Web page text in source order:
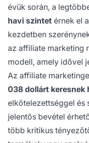
évük során, a
havi szintet érnek el
kezdetben
az affiliate marketing
modell, amely idővel
Az affiliate
038 dollárt keresnek
elkötelezettséggel és
jelentős bevétel
több kritikus